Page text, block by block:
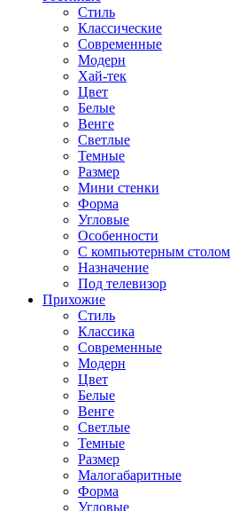
Стиль
Классические
Современные
Модерн
Хай-тек
Цвет
Белые
Венге
Светлые
Темные
Размер
Мини стенки
Форма
Угловые
Особенности
С компьютерным столом
Назначение
Под телевизор
Прихожие
Стиль
Классика
Современные
Модерн
Цвет
Белые
Венге
Светлые
Темные
Размер
Малогабаритные
Форма
Угловые